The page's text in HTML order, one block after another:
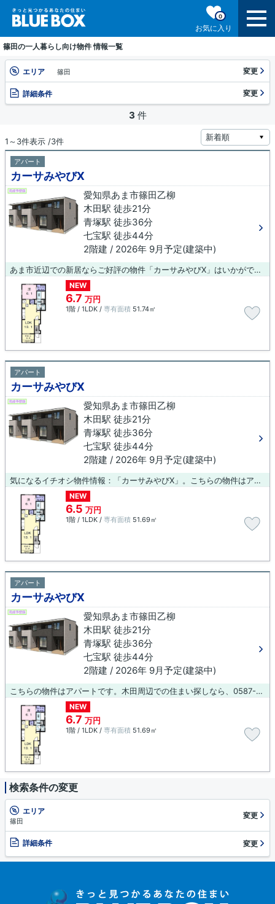
お気に入り
0
篠田の一人暮らし向け物件 情報一覧
エリア 篠田 変更
詳細条件 変更
3 件
1～3件表示 /3件
アパート
カーサみやびⅩ
愛知県あま市篠田乙柳
木田駅 徒歩21分
青塚駅 徒歩36分
七宝駅 徒歩44分
2階建 / 2026年 9月予定(建築中)
あま市近辺での新居ならご好評の物件「カーサみやびⅩ」はいかがでしょうか。今引っ越しをお考えの方におすすめなのが、こちらのアパートです。当社はあま市エリアの賃貸情報を豊富に取り扱っております。ご要望の多い木田近くの物件も多数あります。お電話でのお問い合わせは0587-23-0015までお気軽にどうぞ。
NEW
6.7 万円
1階 / 1LDK / 専有面積 51.74㎡
アパート
カーサみやびⅩ
愛知県あま市篠田乙柳
木田駅 徒歩21分
青塚駅 徒歩36分
七宝駅 徒歩44分
2階建 / 2026年 9月予定(建築中)
気になるイチオシ物件情報：「カーサみやびⅩ」。こちらの物件はアパートです。あま市で満足いく新生活を木田周辺で迎えよう。0587-23-0015かinazawa@bluebox.co.jpまで、いつでもご連絡ください。
NEW
6.5 万円
1階 / 1LDK / 専有面積 51.69㎡
アパート
カーサみやびⅩ
愛知県あま市篠田乙柳
木田駅 徒歩21分
青塚駅 徒歩36分
七宝駅 徒歩44分
2階建 / 2026年 9月予定(建築中)
こちらの物件はアパートです。木田周辺での住まい探しなら、0587-23-0015まで。見学ならブルーボックス 稲沢支店がご案内致します。ご連絡をお待ちしてます。
NEW
6.7 万円
1階 / 1LDK / 専有面積 51.69㎡
検索条件の変更
エリア
篠田
変更
詳細条件 変更